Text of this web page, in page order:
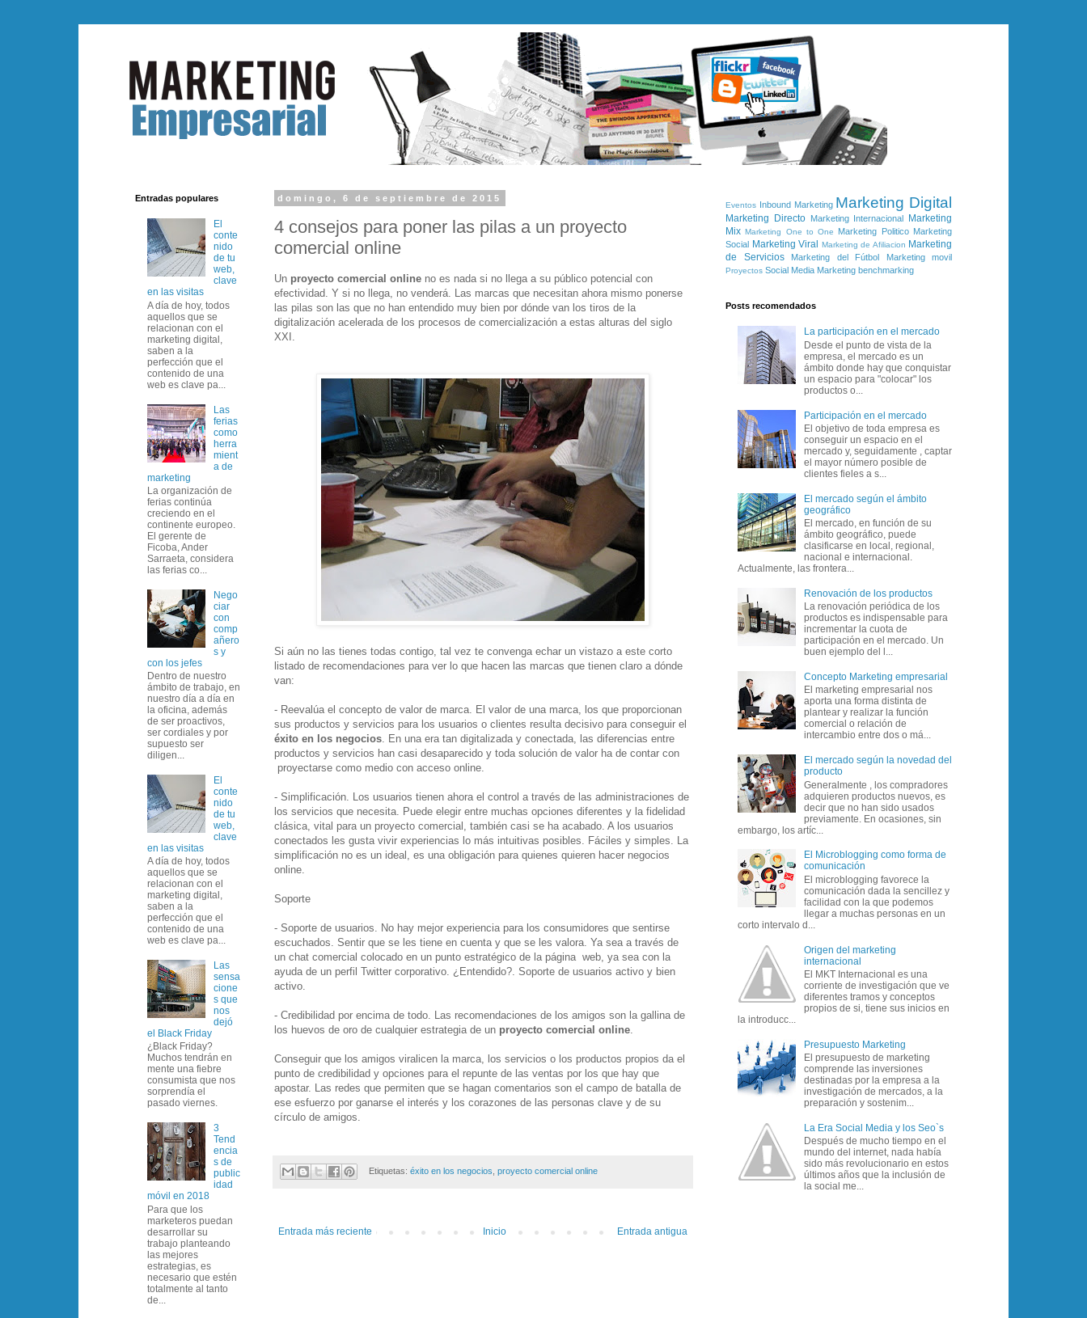
domingo, 6 de septiembre de 2015
4 consejos para poner las pilas a un proyecto
comercial online
Un proyecto comercial online no es nada si no llega a su público potencial con
efectividad. Y si no llega, no venderá. Las marcas que necesitan ahora mismo ponerse
las pilas son las que no han entendido muy bien por dónde van los tiros de la
digitalización acelerada de los procesos de comercialización a estas alturas del siglo
XXI.
Si aún no las tienes todas contigo, tal vez te convenga echar un vistazo a este corto
listado de recomendaciones para ver lo que hacen las marcas que tienen claro a dónde
van:
- Reevalúa el concepto de valor de marca. El valor de una marca, los que proporcionan
sus productos y servicios para los usuarios o clientes resulta decisivo para conseguir el
éxito en los negocios . En una era tan digitalizada y conectada, las diferencias entre
productos y servicios han casi desaparecido y toda solución de valor ha de contar con
proyectarse como medio con acceso online.
- Simplificación. Los usuarios tienen ahora el control a través de las administraciones de
los servicios que necesita. Puede elegir entre muchas opciones diferentes y la fidelidad
clásica, vital para un proyecto comercial, también casi se ha acabado. A los usuarios
conectados les gusta vivir experiencias lo más intuitivas posibles. Fáciles y simples. La
simplificación no es un ideal, es una obligación para quienes quieren hacer negocios
online.
Soporte
- Soporte de usuarios. No hay mejor experiencia para los consumidores que sentirse
escuchados. Sentir que se les tiene en cuenta y que se les valora. Ya sea a través de
un chat comercial colocado en un punto estratégico de la página web, ya sea con la
ayuda de un perfil Twitter corporativo. ¿Entendido?. Soporte de usuarios activo y bien
activo.
- Credibilidad por encima de todo. Las recomendaciones de los amigos son la gallina de
los huevos de oro de cualquier estrategia de un proyecto comercial online
Conseguir que los amigos viralicen la marca, los servicios o los productos propios da el
punto de credibilidad y opciones para el repunte de las ventas por los que hay que
apostar. Las redes que permiten que se hagan comentarios son el campo de batalla de
ese esfuerzo por ganarse el interés y los corazones de las personas clave y de su
círculo de amigos.
Etiquetas: éxito en los negocios proyecto comercial online
Entrada más reciente Entrada antigua
Inicio
Entradas populares
El
conte
nido
de tu
web,
clave
en las visitas
A día de hoy, todos
aquellos que se
relacionan con el
marketing digital,
saben a la
perfección que el
contenido de una
web es clave pa...
Las
ferias
como
herra
mient
a de
marketing
La organización de
ferias continúa
creciendo en el
continente europeo.
El gerente de
Ficoba, Ander
Sarraeta, considera
las ferias co...
Nego
ciar
con
comp
añero
s y
con los jefes
Dentro de nuestro
ámbito de trabajo, en
nuestro día a día en
la oficina, además
de ser proactivos,
ser cordiales y por
supuesto ser
diligen...
El
conte
nido
de tu
web,
clave
en las visitas
A día de hoy, todos
aquellos que se
relacionan con el
marketing digital,
saben a la
perfección que el
contenido de una
web es clave pa...
Las
sensa
cione
s que
nos
dejó
el Black Friday
¿Black Friday?
Muchos tendrán en
mente una fiebre
consumista que nos
sorprendía el
pasado viernes.
3
Tend
encia
s de
public
idad
móvil en 2018
Para que los
marketeros puedan
desarrollar su
trabajo planteando
las mejores
estrategias, es
necesario que estén
totalmente al tanto
de...
Eventos Inbound Marketing Marketing Digital
Marketing Directo Marketing Internacional
Marketing
Mix Marketing One to One Marketing Politico Marketing
Social Marketing Viral Marketing de Afiliacion Marketing
de Servicios
Marketing del Fútbol Marketing movil
Proyectos Social Media Marketing benchmarking
Posts recomendados
La participación en el mercado
Desde el punto de vista de la
empresa, el mercado es un
ámbito donde hay que conquistar
un espacio para "colocar" los
productos o...
Participación en el mercado
El objetivo de toda empresa es
conseguir un espacio en el
mercado y, seguidamente , captar
el mayor número posible de
clientes fieles a s...
El mercado según el ámbito
geográfico
El mercado, en función de su
ámbito geográfico, puede
clasificarse en local, regional,
nacional e internacional.
Actualmente, las frontera...
Renovación de los productos
La renovación periódica de los
productos es indispensable para
incrementar la cuota de
participación en el mercado. Un
buen ejemplo del l...
Concepto Marketing empresarial
El marketing empresarial nos
aporta una forma distinta de
plantear y realizar la función
comercial o relación de
intercambio entre dos o má...
El mercado según la novedad del
producto
Generalmente , los compradores
adquieren productos nuevos, es
decir que no han sido usados
previamente. En ocasiones, sin
embargo, los artíc...
El Microblogging como forma de
comunicación
El microblogging favorece la
comunicación dada la sencillez y
facilidad con la que podemos
llegar a muchas personas en un
corto intervalo d...
Origen del marketing
internacional
El MKT Internacional es una
corriente de investigación que ve
diferentes tramos y conceptos
propios de si, tiene sus inicios en
la introducc...
Presupuesto Marketing
El presupuesto de marketing
comprende las inversiones
destinadas por la empresa a la
investigación de mercados, a la
preparación y sostenim...
La Era Social Media y los Seo`s
Después de mucho tiempo en el
mundo del internet, nada había
sido más revolucionario en estos
últimos años que la inclusión de
la social me...